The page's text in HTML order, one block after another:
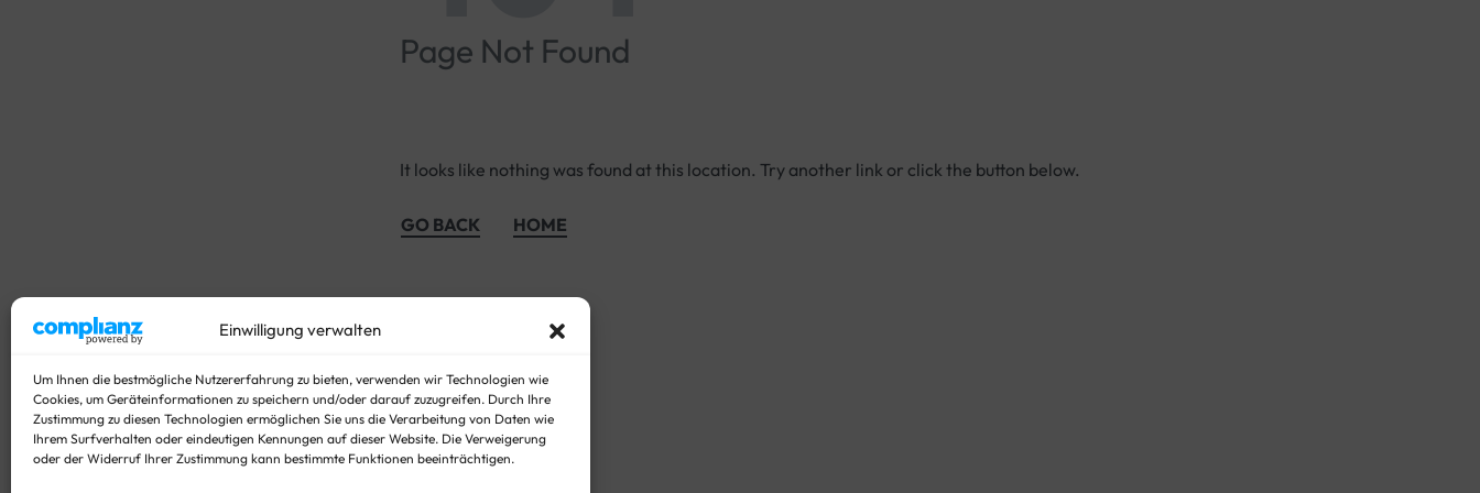
Einwilligung verwalten
Um Ihnen die bestmögliche Nutzererfahrung zu bieten, verwenden wir Technologien wie
Cookies, um Geräteinformationen zu speichern und/oder darauf zuzugreifen. Durch Ihre
Zustimmung zu diesen Technologien ermöglichen Sie uns die Verarbeitung von Daten wie
Ihrem Surfverhalten oder eindeutigen Kennungen auf dieser Website. Die Verweigerung
oder der Widerruf Ihrer Zustimmung kann bestimmte Funktionen beeinträchtigen.
Page Not Found
It looks like nothing was found at this location. Try another link or click the button below.
GO BACK HOME